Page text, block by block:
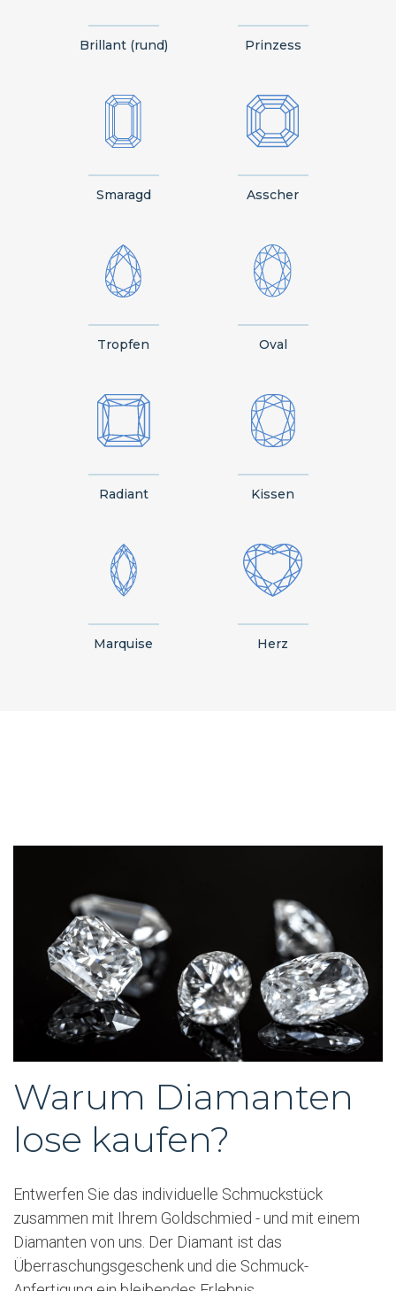
Brillant (rund) Prinzess
Smaragd Asscher
Tropfen Oval
Radiant Kissen
Marquise Herz
Warum Diamanten
lose kaufen?
Entwerfen Sie das individuelle Schmuckstück
zusammen mit Ihrem Goldschmied - und mit einem
Diamanten von uns. Der Diamant ist das
Überraschungsgeschenk und die Schmuck-